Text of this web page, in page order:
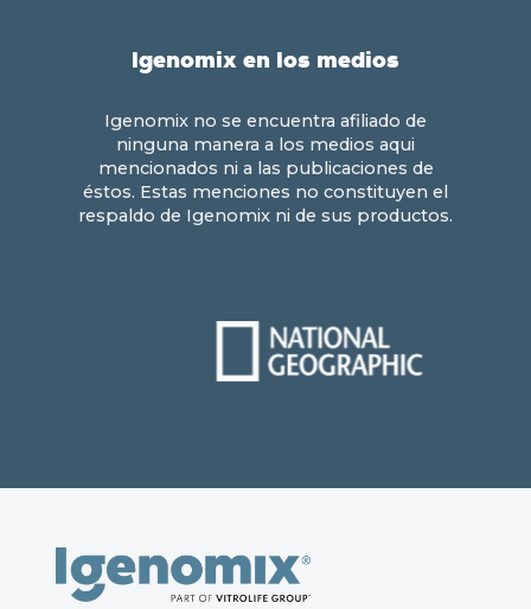
Igenomix en los medios
Igenomix no se encuentra afiliado de
ninguna manera a los medios aqui
mencionados ni a las publicaciones de
éstos. Estas menciones no constituyen el
respaldo de Igenomix ni de sus productos.